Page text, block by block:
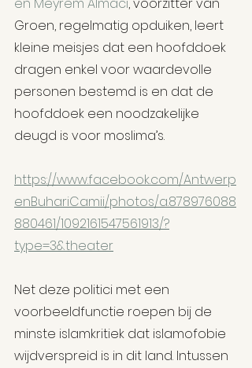
Groen, regelmatig opduiken, leert
kleine meisjes dat een hoofddoek
dragen enkel voor waardevolle
personen bestemd is en dat de
hoofddoek een noodzakelijke
deugd is voor moslima’s.
https://www.facebook.com/Antwerp
enBuhariCamii/photos/a.878976088
880461/1092161547561913/?
type=3&theater
Net deze politici met een
voorbeeldfunctie roepen bij de
minste islamkritiek dat islamofobie
wijdverspreid is in dit land. Intussen